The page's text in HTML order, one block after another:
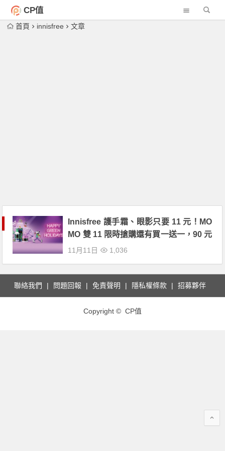
CP值
首頁 innisfree 文章
Innisfree 護手霜、眼影只要 11 元！MO
MO 雙 11 限時搶購還有買一送一，90 元
唇萃、160 元花漾綿蜜唇萃 都在這！
11月11日 1,036
聯絡我們 問題回報 免責聲明 隱私權條款 招募夥伴
Copyright © CP值